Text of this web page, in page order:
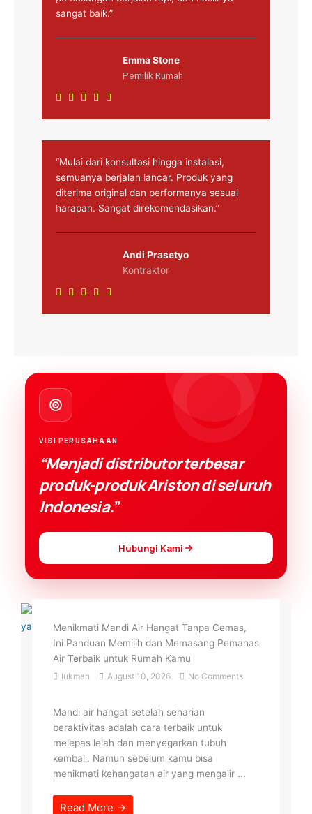
sangat baik.”
Emma Stone
Pemilik Rumah
    Rated
of
5
“Mulai dari konsultasi hingga instalasi,
semuanya berjalan lancar. Produk yang
diterima original dan performanya sesuai
harapan. Sangat direkomendasikan.”
Andi Prasetyo
Kontraktor
    Rated
VISI PERUSAHAAN
“Menjadi distributor terbesar
produk-produk Ariston di seluruh
Indonesia.”
Hubungi Kami
Menikmati Mandi Air Hangat Tanpa Cemas,
Ini Panduan Memilih dan Memasang Pemanas
Air Terbaik untuk Rumah Kamu
lukman August 10, 2026 No Comments
Mandi air hangat setelah seharian
beraktivitas adalah cara terbaik untuk
melepas lelah dan menyegarkan tubuh
kembali. Namun sebelum kamu bisa
menikmati kehangatan air yang mengalir ...
Read More →